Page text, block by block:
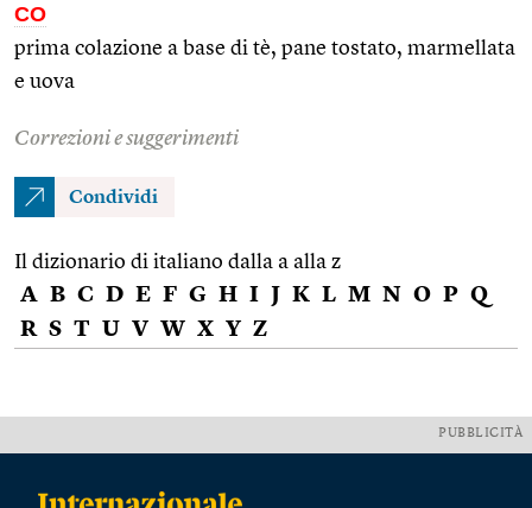
CO
prima colazione a base di tè, pane tostato, marmellata
e uova
Correzioni e suggerimenti
Condividi
Il dizionario di italiano dalla a alla z
A B C D E F G H I J K L M N O P Q
R S T U V W X Y Z
PUBBLICITÀ